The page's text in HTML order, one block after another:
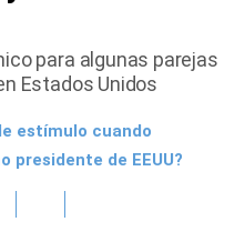
para algunas parejas
Estados Unidos
estímulo cuando
presidente de EEUU?